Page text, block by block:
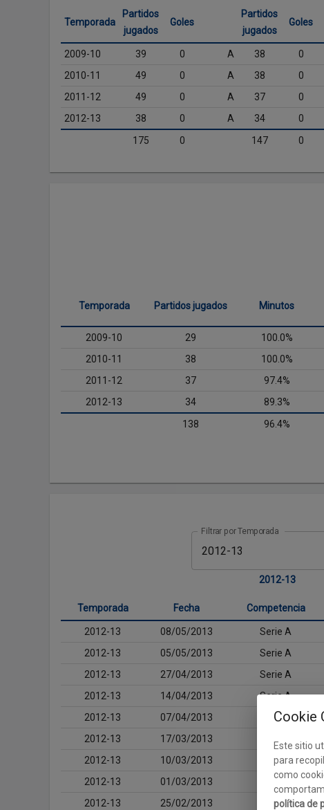
Temporada
Partidos
jugados
Goles
Partidos
jugados
Goles
2009-10 39 0 A 38 0
2010-11
49 0 A 38 0
2011-12
49 0 A 37 0
2012-13
38 0 A 34 0
175
0 147 0
Temporada Partidos jugados Minutos
2009-10 29 100.0%
2010-11
38 100.0%
2011-12
37 97.4%
2012-13
34 89.3%
138
96.4%
Filtrar por Temporada
2012-13
Temporada Fecha Competencia
2012-13 08/05/2013 Serie A
2012-13
05/05/2013 Serie A
2012-13
27/04/2013 Serie A
2012-13
14/04/2013 Serie A
2012-13
07/04/2013 Serie A
2012-13
17/03/2013
2012-13
10/03/2013 Serie A
2012-13
01/03/2013 Serie A
2012-13
25/02/2013 Serie A
Cookie
Este sitio
para
como
política de